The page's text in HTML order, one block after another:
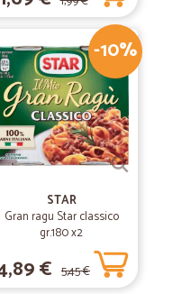
-10%
STAR
Gran ragu Star classico
gr.180 x2
€ 5,45 €